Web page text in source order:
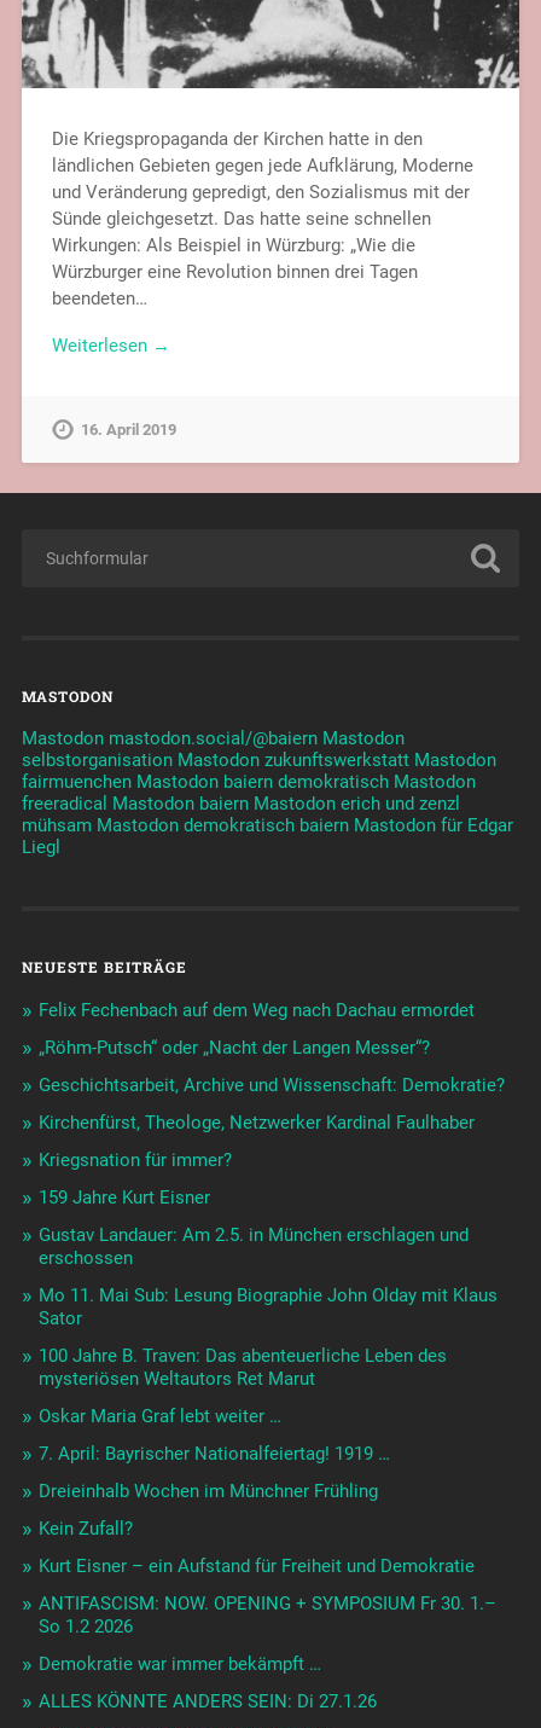
Die Kriegspropaganda der Kirchen hatte in den
ländlichen Gebieten gegen jede Aufklärung, Moderne
und Veränderung gepredigt, den Sozialismus mit der
Sünde gleichgesetzt. Das hatte seine schnellen
Wirkungen: Als Beispiel in Würzburg: „Wie die
Würzburger eine Revolution binnen drei Tagen
beendeten…
Weiterlesen →
16. April 2019
MASTODON
Mastodon mastodon.social/@baiern Mastodon
selbstorganisation Mastodon zukunftswerkstatt Mastodon
fairmuenchen Mastodon baiern demokratisch Mastodon
freeradical Mastodon baiern Mastodon erich und zenzl
mühsam Mastodon demokratisch baiern Mastodon für Edgar
Liegl
NEUESTE BEITRÄGE
Felix Fechenbach auf dem Weg nach Dachau ermordet
„Röhm-Putsch“ oder „Nacht der Langen Messer“?
Geschichtsarbeit, Archive und Wissenschaft: Demokratie?
Kirchenfürst, Theologe, Netzwerker Kardinal Faulhaber
Kriegsnation für immer?
159 Jahre Kurt Eisner
Gustav Landauer: Am 2.5. in München erschlagen und
erschossen
Mo 11. Mai Sub: Lesung Biographie John Olday mit Klaus
Sator
100 Jahre B. Traven: Das abenteuerliche Leben des
mysteriösen Weltautors Ret Marut
Oskar Maria Graf lebt weiter …
7. April: Bayrischer Nationalfeiertag! 1919 …
Dreieinhalb Wochen im Münchner Frühling
Kein Zufall?
Kurt Eisner – ein Aufstand für Freiheit und Demokratie
ANTIFASCISM: NOW. OPENING + SYMPOSIUM Fr 30. 1.–
So 1.2 2026
Demokratie war immer bekämpft …
ALLES KÖNNTE ANDERS SEIN: Di 27.1.26